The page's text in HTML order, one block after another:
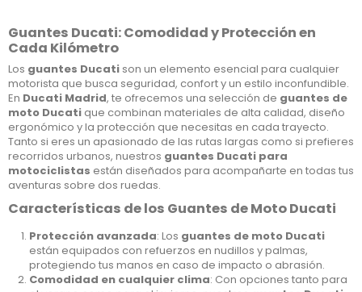
Guantes Ducati: Comodidad y Protección en
Cada Kilómetro
Los guantes Ducatison un elemento esencial para cualquier
motorista que busca seguridad, confort y un estilo inconfundible.
En Ducati Madrid, te ofrecemos una selección de guantes de
moto Ducatique combinan materiales de alta calidad, diseño
ergonómico y la protección que necesitas en cada trayecto.
Tanto si eres un apasionado de las rutas largas como si prefieres
recorridos urbanos, nuestros guantes Ducati para
motociclistas están diseñados para acompañarte en todas tus
aventuras sobre dos ruedas.
Características de los Guantes de Moto Ducati
Protección avanzada: Los guantes de moto Ducati
están equipados con refuerzos en nudillos y palmas,
protegiendo tus manos en caso de impacto o abrasión.
Comodidad en cualquier clima: Con opciones tanto para